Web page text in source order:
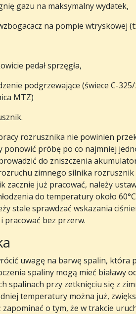
gazu na maksymalny wydatek,
na pompie wtryskowej
pedał sprzęgła,
podgrzewające (świece C-
MTZ)
rozrusznika nie powinien
ponowić próbę po co najmniej
do zniszczenia
zimnego silnika
zacznie już pracować, należy
do temperatury około
stale sprawdzać wskazania
pracować bez przerw.
uwagę na barwę spalin, która
spaliny mogą mieć białawy
spalinach przy zetknięciu się z
temperatury można już,
o tym, że w trakcie